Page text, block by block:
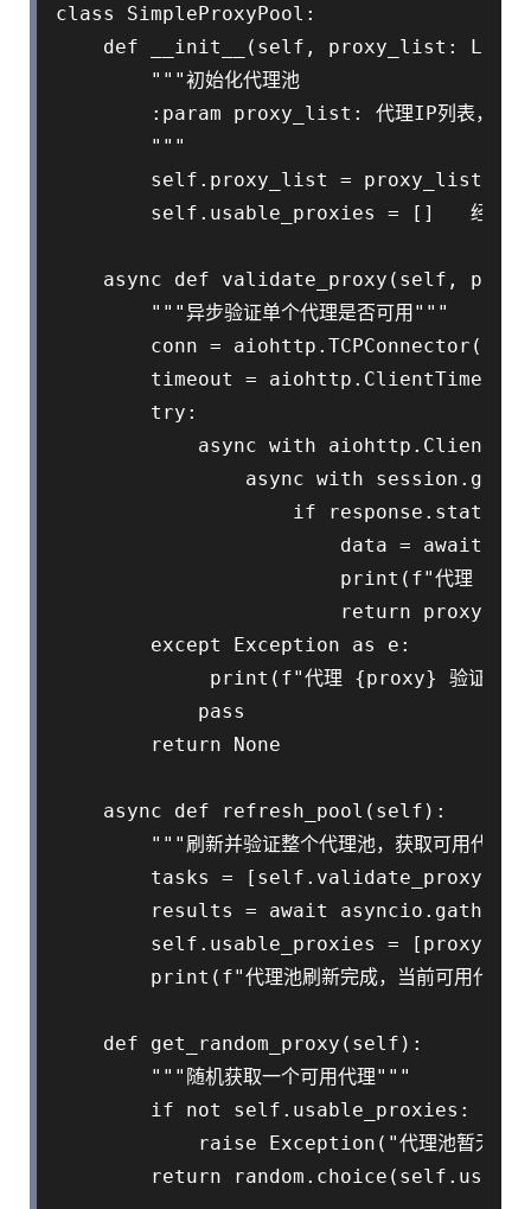
class SimpleProxyPool:
def __init__(self, proxy_list:
        """初始化代理池
:param proxy_list: 代理IP列表，
        """
        self.proxy_list = proxy_list
self.usable_proxies = []   经过验
async def validate_proxy(self,
        """异步验证单个代理是否可用"""
conn =
timeout =
        try:
async with
async with
if response.status
data = await
print(f"代理
                        return proxy
        except Exception as e:
print(f"代理 {proxy} 验证失败
            pass
        return None
    async def refresh_pool(self):
"""刷新并验证整个代理池，获取可用代理
tasks =
results = await
self.usable_proxies = [proxy
print(f"代理池刷新完成，当前可用代
    def get_random_proxy(self):
        """随机获取一个可用代理"""
        if not self.usable_proxies:
raise Exception("代理池暂无可用
return